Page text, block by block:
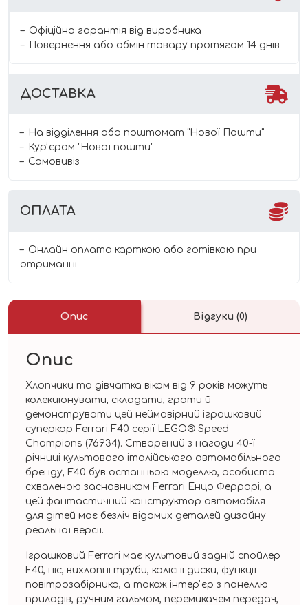
Офіційна гарантія від виробника
Повернення або обмін товару протягом 14 днів
ДОСТАВКА
На відділення або поштомат "Нової Пошти"
Курʼєром "Нової пошти"
Самовивіз
ОПЛАТА
Онлайн оплата карткою або готівкою при
отриманні
Опис Відгуки (0)
Опис
Хлопчики та дівчатка віком від 9 років можуть
колекціонувати, складати, грати й
демонструвати цей неймовірний іграшковий
суперкар Ferrari F40 серії LEGO® Speed
Champions (76934). Створений з нагоди 40-ї
річниці культового італійського автомобільного
бренду, F40 був останньою моделлю, особисто
схваленою засновником Ferrari Енцо Феррарі, а
цей фантастичний конструктор автомобіля
для дітей має безліч відомих деталей дизайну
реальної версії.
Іграшковий Ferrari має культовий задній спойлер
F40, ніс, вихлопні труби, колісні диски, функції
повітрозабірника, а також інтерʼєр з панеллю
приладів, ручним гальмом, перемикачем передач,